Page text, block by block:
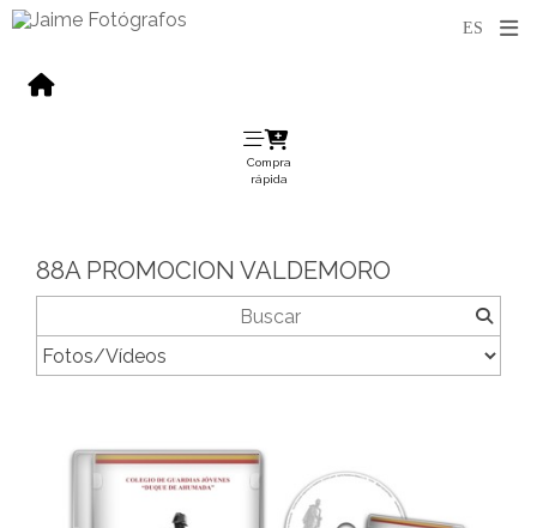
Compra
rápida
88A PROMOCION VALDEMORO